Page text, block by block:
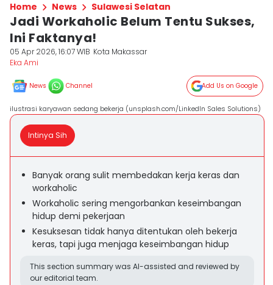
Home News Sulawesi Selatan
Jadi Workaholic Belum Tentu Sukses,
Ini Faktanya!
05 Apr 2026, 16:07 WIB Kota Makassar
Eka Ami
News Channel Add Us on Google
ilustrasi karyawan sedang bekerja (unsplash.com/LinkedIn Sales Solutions)
Intinya Sih
Banyak orang sulit membedakan kerja keras dan
workaholic
Workaholic sering mengorbankan keseimbangan
hidup demi pekerjaan
Kesuksesan tidak hanya ditentukan oleh bekerja
keras, tapi juga menjaga keseimbangan hidup
This section summary was AI-assisted and reviewed by
our editorial team.